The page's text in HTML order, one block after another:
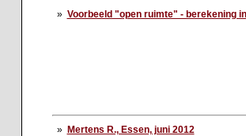
» Voorbeeld "open ruimte" - berekening
» Mertens R., Essen, juni 2012